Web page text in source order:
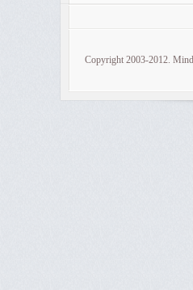
Copyright 2003-2012.